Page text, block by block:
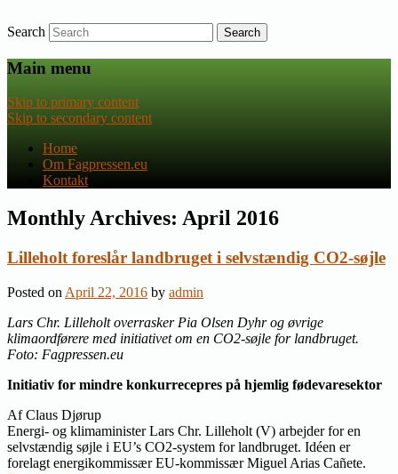
Fagpressen.eu
Nyheder om dansk EU-politik
Search
Main menu
Skip to primary content
Skip to secondary content
Home
Om Fagpressen.eu
Kontakt
Monthly Archives: April 2016
Lilleholt foreslår landbruget i selvstændig CO2-søjle
Posted on April 22, 2016 by admin
Lars Chr. Lilleholt overrasker Pia Olsen Dyhr og øvrige
klimaordførere med initiativet om en CO2-søjle for landbruget.
Foto: Fagpressen.eu
Initiativ for mindre konkurrecepres på hjemlig fødevaresektor
Af Claus Djørup
Energi- og klimaminister Lars Chr. Lilleholt (V) arbejder for en
selvstændig søjle i EU’s CO2-system for landbruget. Idéen er
forelagt energikommissær EU-kommissær Miguel Arias Cañete.